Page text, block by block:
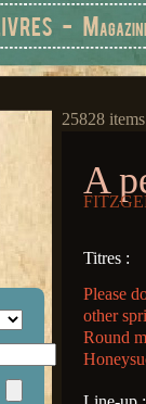
25828 items
A
Titres :
Please
other
Round